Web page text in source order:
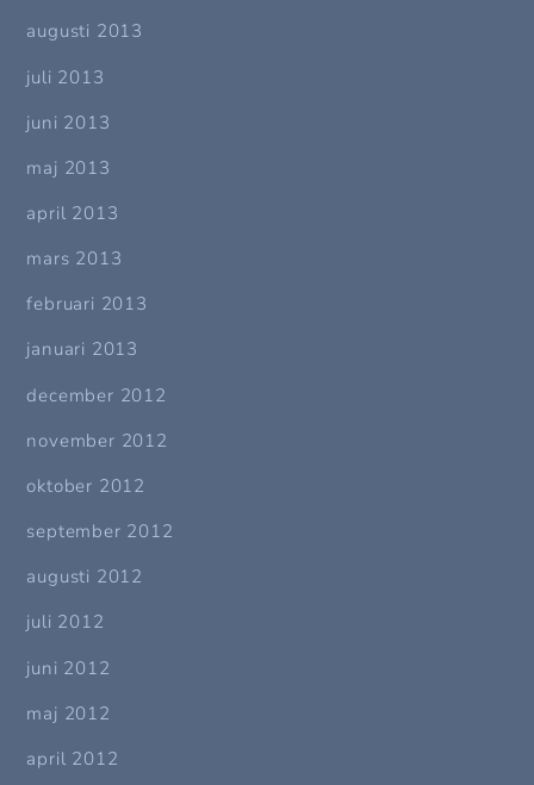
augusti 2013
juli 2013
juni 2013
maj 2013
april 2013
mars 2013
februari 2013
januari 2013
december 2012
november 2012
oktober 2012
september 2012
augusti 2012
juli 2012
juni 2012
maj 2012
april 2012